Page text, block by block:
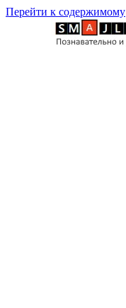
Перейти к содержимому